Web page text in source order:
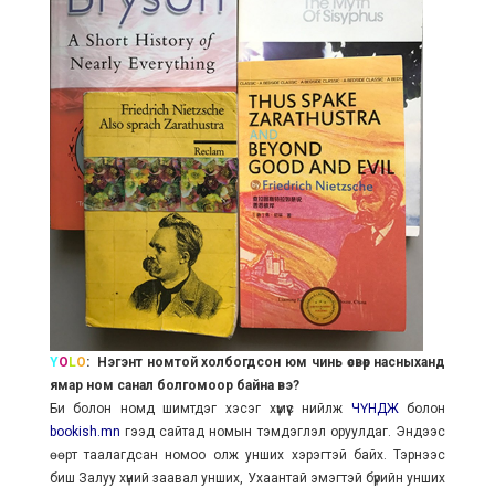
YO LO: Нэгэнт номтой холбогдсон юм чинь өсвөр насныханд
ямар ном санал болгомоор байна вэ?
Би болон номд шимтдэг хэсэг хүмүүс нийлж ЧҮНДЖболон
bookish.mnгээд сайтад номын тэмдэглэл оруулдаг. Эндээс
өөрт таалагдсан номоо олж унших хэрэгтэй байх. Тэрнээс
биш Залуу хүний заавал унших, Ухаантай эмэгтэй бүрийн унших